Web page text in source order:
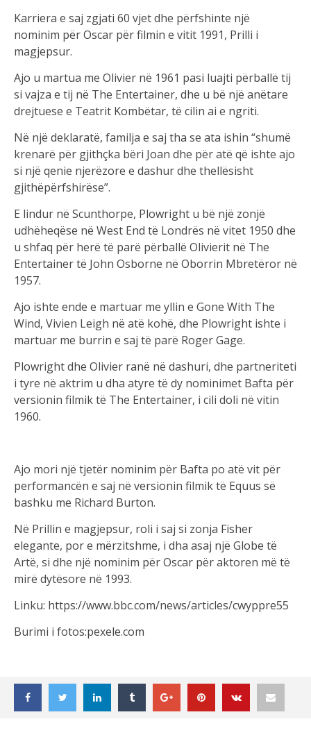
Karriera e saj zgjati 60 vjet dhe përfshinte një
nominim për Oscar për filmin e vitit 1991, Prilli i
magjepsur.
Ajo u martua me Olivier në 1961 pasi luajti përballë tij
si vajza e tij në The Entertainer, dhe u bë një anëtare
drejtuese e Teatrit Kombëtar, të cilin ai e ngriti.
Në një deklaratë, familja e saj tha se ata ishin “shumë
krenarë për gjithçka bëri Joan dhe për atë që ishte ajo
si një qenie njerëzore e dashur dhe thellësisht
gjithëpërfshirëse”.
E lindur në Scunthorpe, Plowright u bë një zonjë
udhëheqëse në West End të Londrës në vitet 1950 dhe
u shfaq për herë të parë përballë Olivierit në The
Entertainer të John Osborne në Oborrin Mbretëror në
1957.
Ajo ishte ende e martuar me yllin e Gone With The
Wind, Vivien Leigh në atë kohë, dhe Plowright ishte i
martuar me burrin e saj të parë Roger Gage.
Plowright dhe Olivier ranë në dashuri, dhe partneriteti
i tyre në aktrim u dha atyre të dy nominimet Bafta për
versionin filmik të The Entertainer, i cili doli në vitin
1960.
Ajo mori një tjetër nominim për Bafta po atë vit për
performancën e saj në versionin filmik të Equus së
bashku me Richard Burton.
Në Prillin e magjepsur, roli i saj si zonja Fisher
elegante, por e mërzitshme, i dha asaj një Globe të
Artë, si dhe një nominim për Oscar për aktoren më të
mirë dytësore në 1993.
Linku: https://www.bbc.com/news/articles/cwyppre55
Burimi i fotos:pexele.com